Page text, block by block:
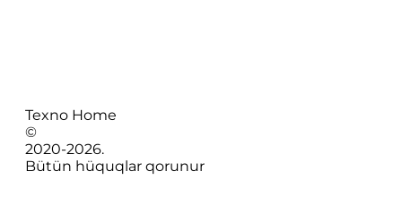
Texno Home
©
2020-2026.
Bütün hüquqlar qorunur